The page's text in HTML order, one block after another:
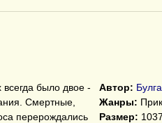
было двое -
Смертные,
перерождались
Автор:
Жанры:
Размер: